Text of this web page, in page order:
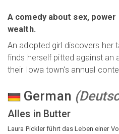
A comedy about sex,
wealth.
An adopted girl discovers her
finds herself pitted against an
their Iowa town's annual
German (
Alles in Butter
Laura Pickler führt das Leben einer